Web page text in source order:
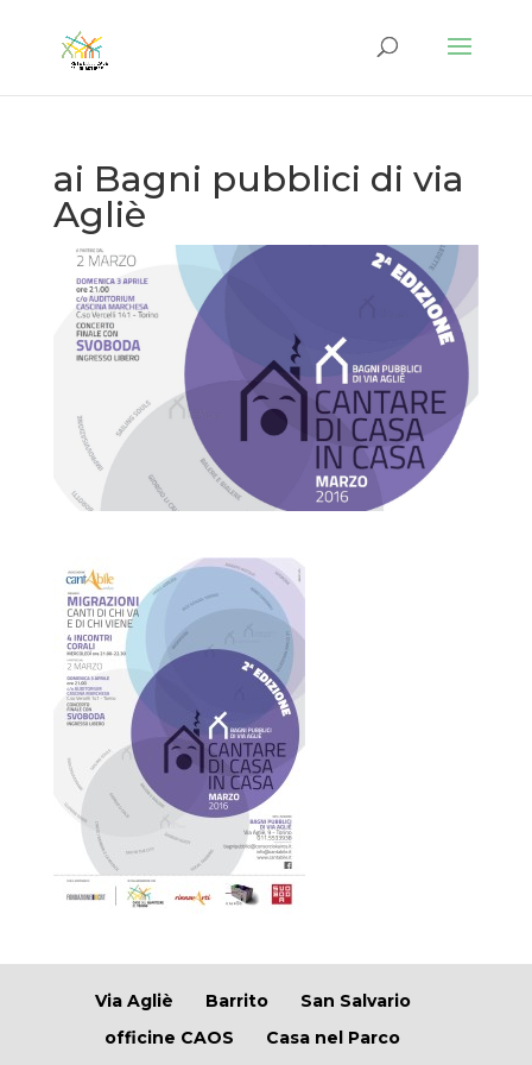
ai Bagni pubblici di via
Agliè
Via Agliè Barrito
San Salvario
officine CAOS
Casa nel Parco